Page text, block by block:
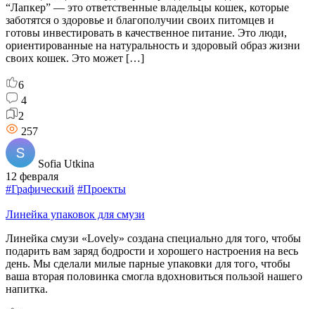
“Лапкер” — это ответственные владельцы кошек, которые
заботятся о здоровье и благополучии своих питомцев и
готовы инвестировать в качественное питание. Это люди,
ориентированные на натуральность и здоровый образ жизни
своих кошек. Это может […]
6
4
2
257
Sofia Utkina
12 февраля
#Графический #Проекты
Линейка упаковок для смузи
Линейка смузи «Lovely» создана специально для того, чтобы
подарить вам заряд бодрости и хорошего настроения на весь
день. Мы сделали милые парные упаковки для того, чтобы
ваша вторая половинка смогла вдохновиться пользой нашего
напитка.